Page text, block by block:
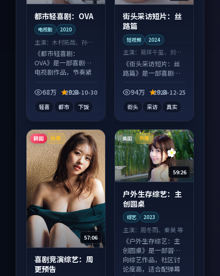
都市轻喜剧：OVA
电视剧 2020
主演： 木村拓哉、孙艺
珍 等
《都市轻喜剧：
OVA》是一部喜剧向
电视剧作品，节奏紧
浸式追看。
68万 9.8
2024-10-30
轻喜 都市 下饭
街头采访短片：丝
路篇
短视频 2024
主演： 易烊千玺、刘亦
菲 等
《街头采访短片：丝
路篇》是一部喜剧向
感在线，配乐与镜头
94万 9.8
2024-12-25
街头 采访 真实
韩国 独播
57:06
喜剧竞演综艺：周
更预告
美国 热播
59:26
户外生存综艺：主
创圆桌
综艺 2023
主演： 周冬雨、秦昊 等
《户外生存综艺：主
创圆桌》是一部冒险
向综艺作品，社区讨
论度高，适合配弹幕